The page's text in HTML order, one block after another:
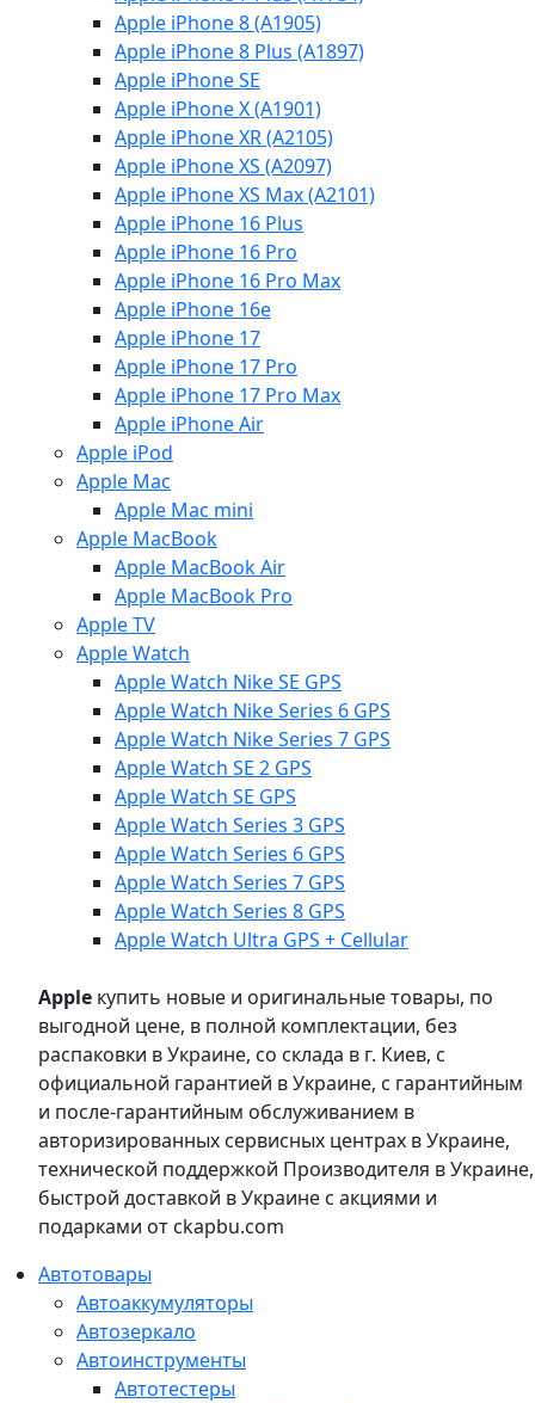
Apple iPhone 8 (A1905)
Apple iPhone 8 Plus (A1897)
Apple iPhone SE
Apple iPhone X (A1901)
Apple iPhone XR (A2105)
Apple iPhone XS (A2097)
Apple iPhone XS Max (A2101)
Apple iPhone 16 Plus
Apple iPhone 16 Pro
Apple iPhone 16 Pro Max
Apple iPhone 16e
Apple iPhone 17
Apple iPhone 17 Pro
Apple iPhone 17 Pro Max
Apple iPhone Air
Apple iPod
Apple Mac
Apple Mac mini
Apple MacBook
Apple MacBook Air
Apple MacBook Pro
Apple TV
Apple Watch
Apple Watch Nike SE GPS
Apple Watch Nike Series 6 GPS
Apple Watch Nike Series 7 GPS
Apple Watch SE 2 GPS
Apple Watch SE GPS
Apple Watch Series 3 GPS
Apple Watch Series 6 GPS
Apple Watch Series 7 GPS
Apple Watch Series 8 GPS
Apple Watch Ultra GPS + Cellular
Apple купить новые и оригинальные товары, по
выгодной цене, в полной комплектации, без
распаковки в Украине, со склада в г. Киев, с
официальной гарантией в Украине, с гарантийным
и после-гарантийным обслуживанием в
авторизированных сервисных центрах в Украине,
технической поддержкой Производителя в Украине,
быстрой доставкой в Украине с акциями и
подарками от ckapbu.com
Автотовары
Автоаккумуляторы
Автозеркало
Автоинструменты
Автотестеры